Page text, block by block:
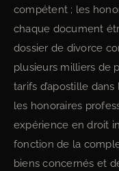
compétent ; les
chaque document
dossier de divorce
plusieurs milliers de
tarifs d’apostille
les honoraires
expérience en droit
fonction de la
biens concernés et